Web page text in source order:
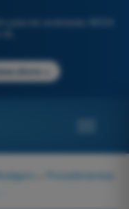
para los exámenes AESA
ahora
Procedimientos